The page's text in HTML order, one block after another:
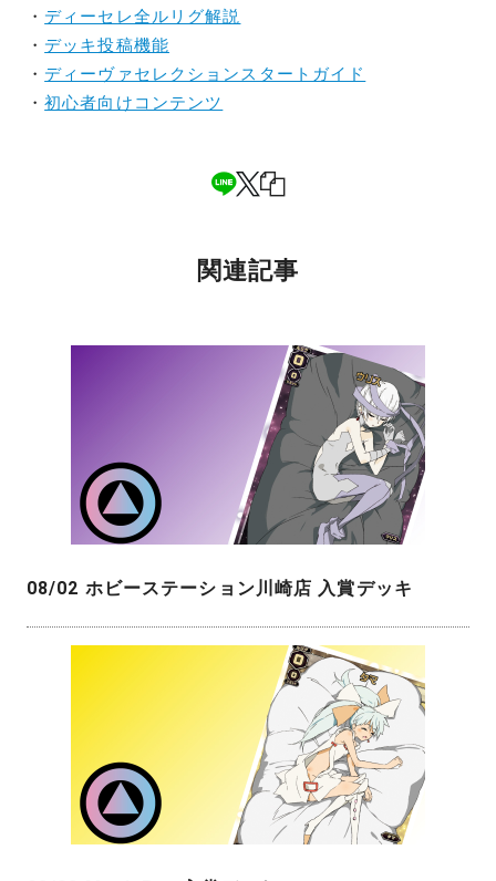
・ ディーセレ全ルリグ解説
・ デッキ投稿機能
・ ディーヴァセレクションスタートガイド
・初心者向けコンテンツ
関連記事
08/02 ホビーステーション川崎店 入賞デッキ